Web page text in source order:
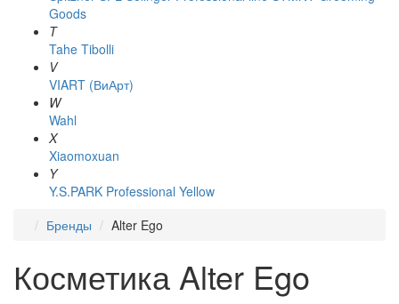
Goods
T
Tahe Tibolli
V
VIART (ВиАрт)
W
Wahl
X
Xiaomoxuan
Y
Y.S.PARK Professional Yellow
Бренды
Alter Ego
Косметика Alter Ego